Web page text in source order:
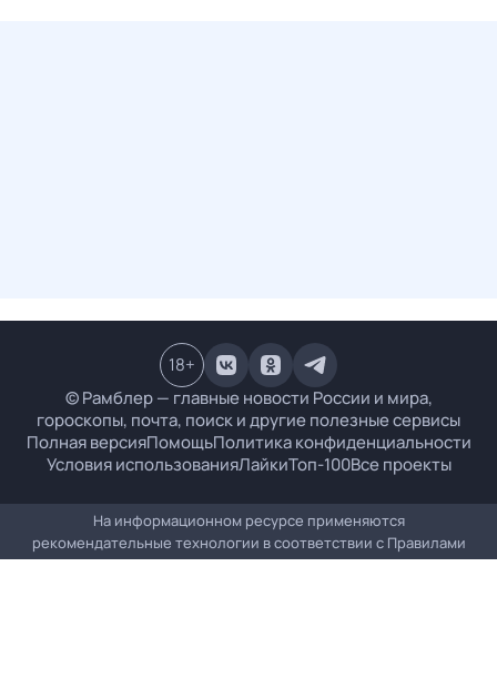
© Рамблер — главные новости России и мира,
гороскопы, почта, поиск и другие полезные сервисы
Полная версияПомощьПолитика конфиденциальности
Условия использованияЛайкиТоп-100Все проекты
18+
На информационном ресурсе применяются
рекомендательные технологии в соответствии с Правилами